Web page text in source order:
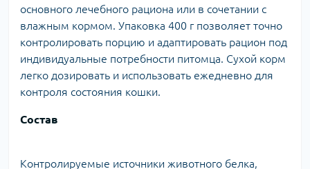
основного лечебного рациона или в сочетании с
влажным кормом. Упаковка 400 г позволяет точно
контролировать порцию и адаптировать рацион под
индивидуальные потребности питомца. Сухой корм
легко дозировать и использовать ежедневно для
контроля состояния кошки.
Состав
Контролируемые источники животного белка,